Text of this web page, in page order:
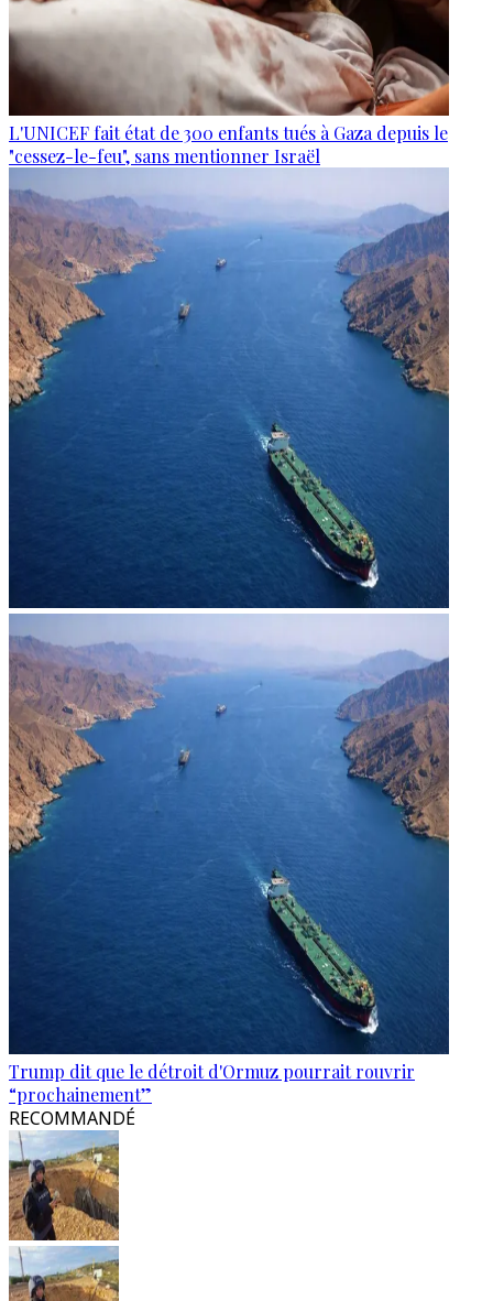
L'UNICEF fait état de 300 enfants tués à Gaza depuis le
"cessez-le-feu", sans mentionner Israël
Trump dit que le détroit d'Ormuz pourrait rouvrir
“prochainement”
RECOMMANDÉ